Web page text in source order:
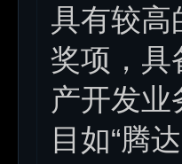
具有较高
奖项，具
产开发
目如“腾